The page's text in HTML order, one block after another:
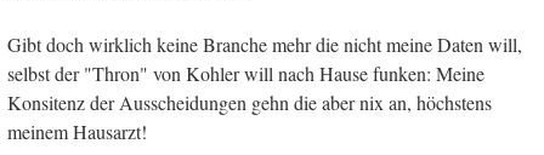
Gibt doch wirklich keine Branche mehr die nicht meine Daten will,
selbst der "Thron" von Kohler will nach Hause funken: Meine
Konsitenz der Ausscheidungen gehn die aber nix an, höchstens
meinem Hausarzt!